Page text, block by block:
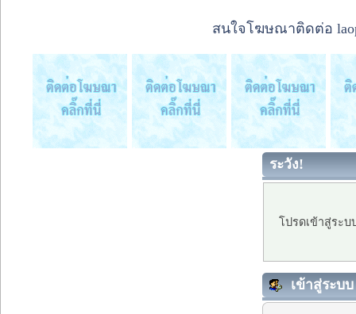
สนใจโฆษณาติดต่อ
ระวัง!
โปรดเข้าสู่ระ
เข้าสู่ระบบ